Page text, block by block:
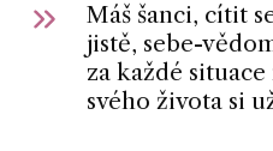
Máš šanci, cítit
jistě, sebe-
za každé
svého života si